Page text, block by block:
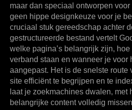
maar dan speciaal ontworpen
geen hippe designkeuze voor je
cruciaal stuk gereedschap achter
gestructureerde bestand vertelt
welke pagina’s belangrijk zijn,
verband staan en wanneer je voor
aangepast. Het is de snelste route
site efficiënt te begrijpen en te
laat je zoekmachines dwalen, met
belangrijke content volledig